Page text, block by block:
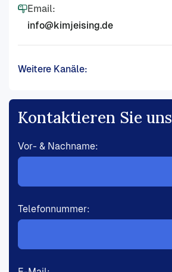
Email:
info@kimjeising.de
Weitere Kanäle:
Kontaktieren Sie uns
Vor- & Nachname:
Telefonnummer: